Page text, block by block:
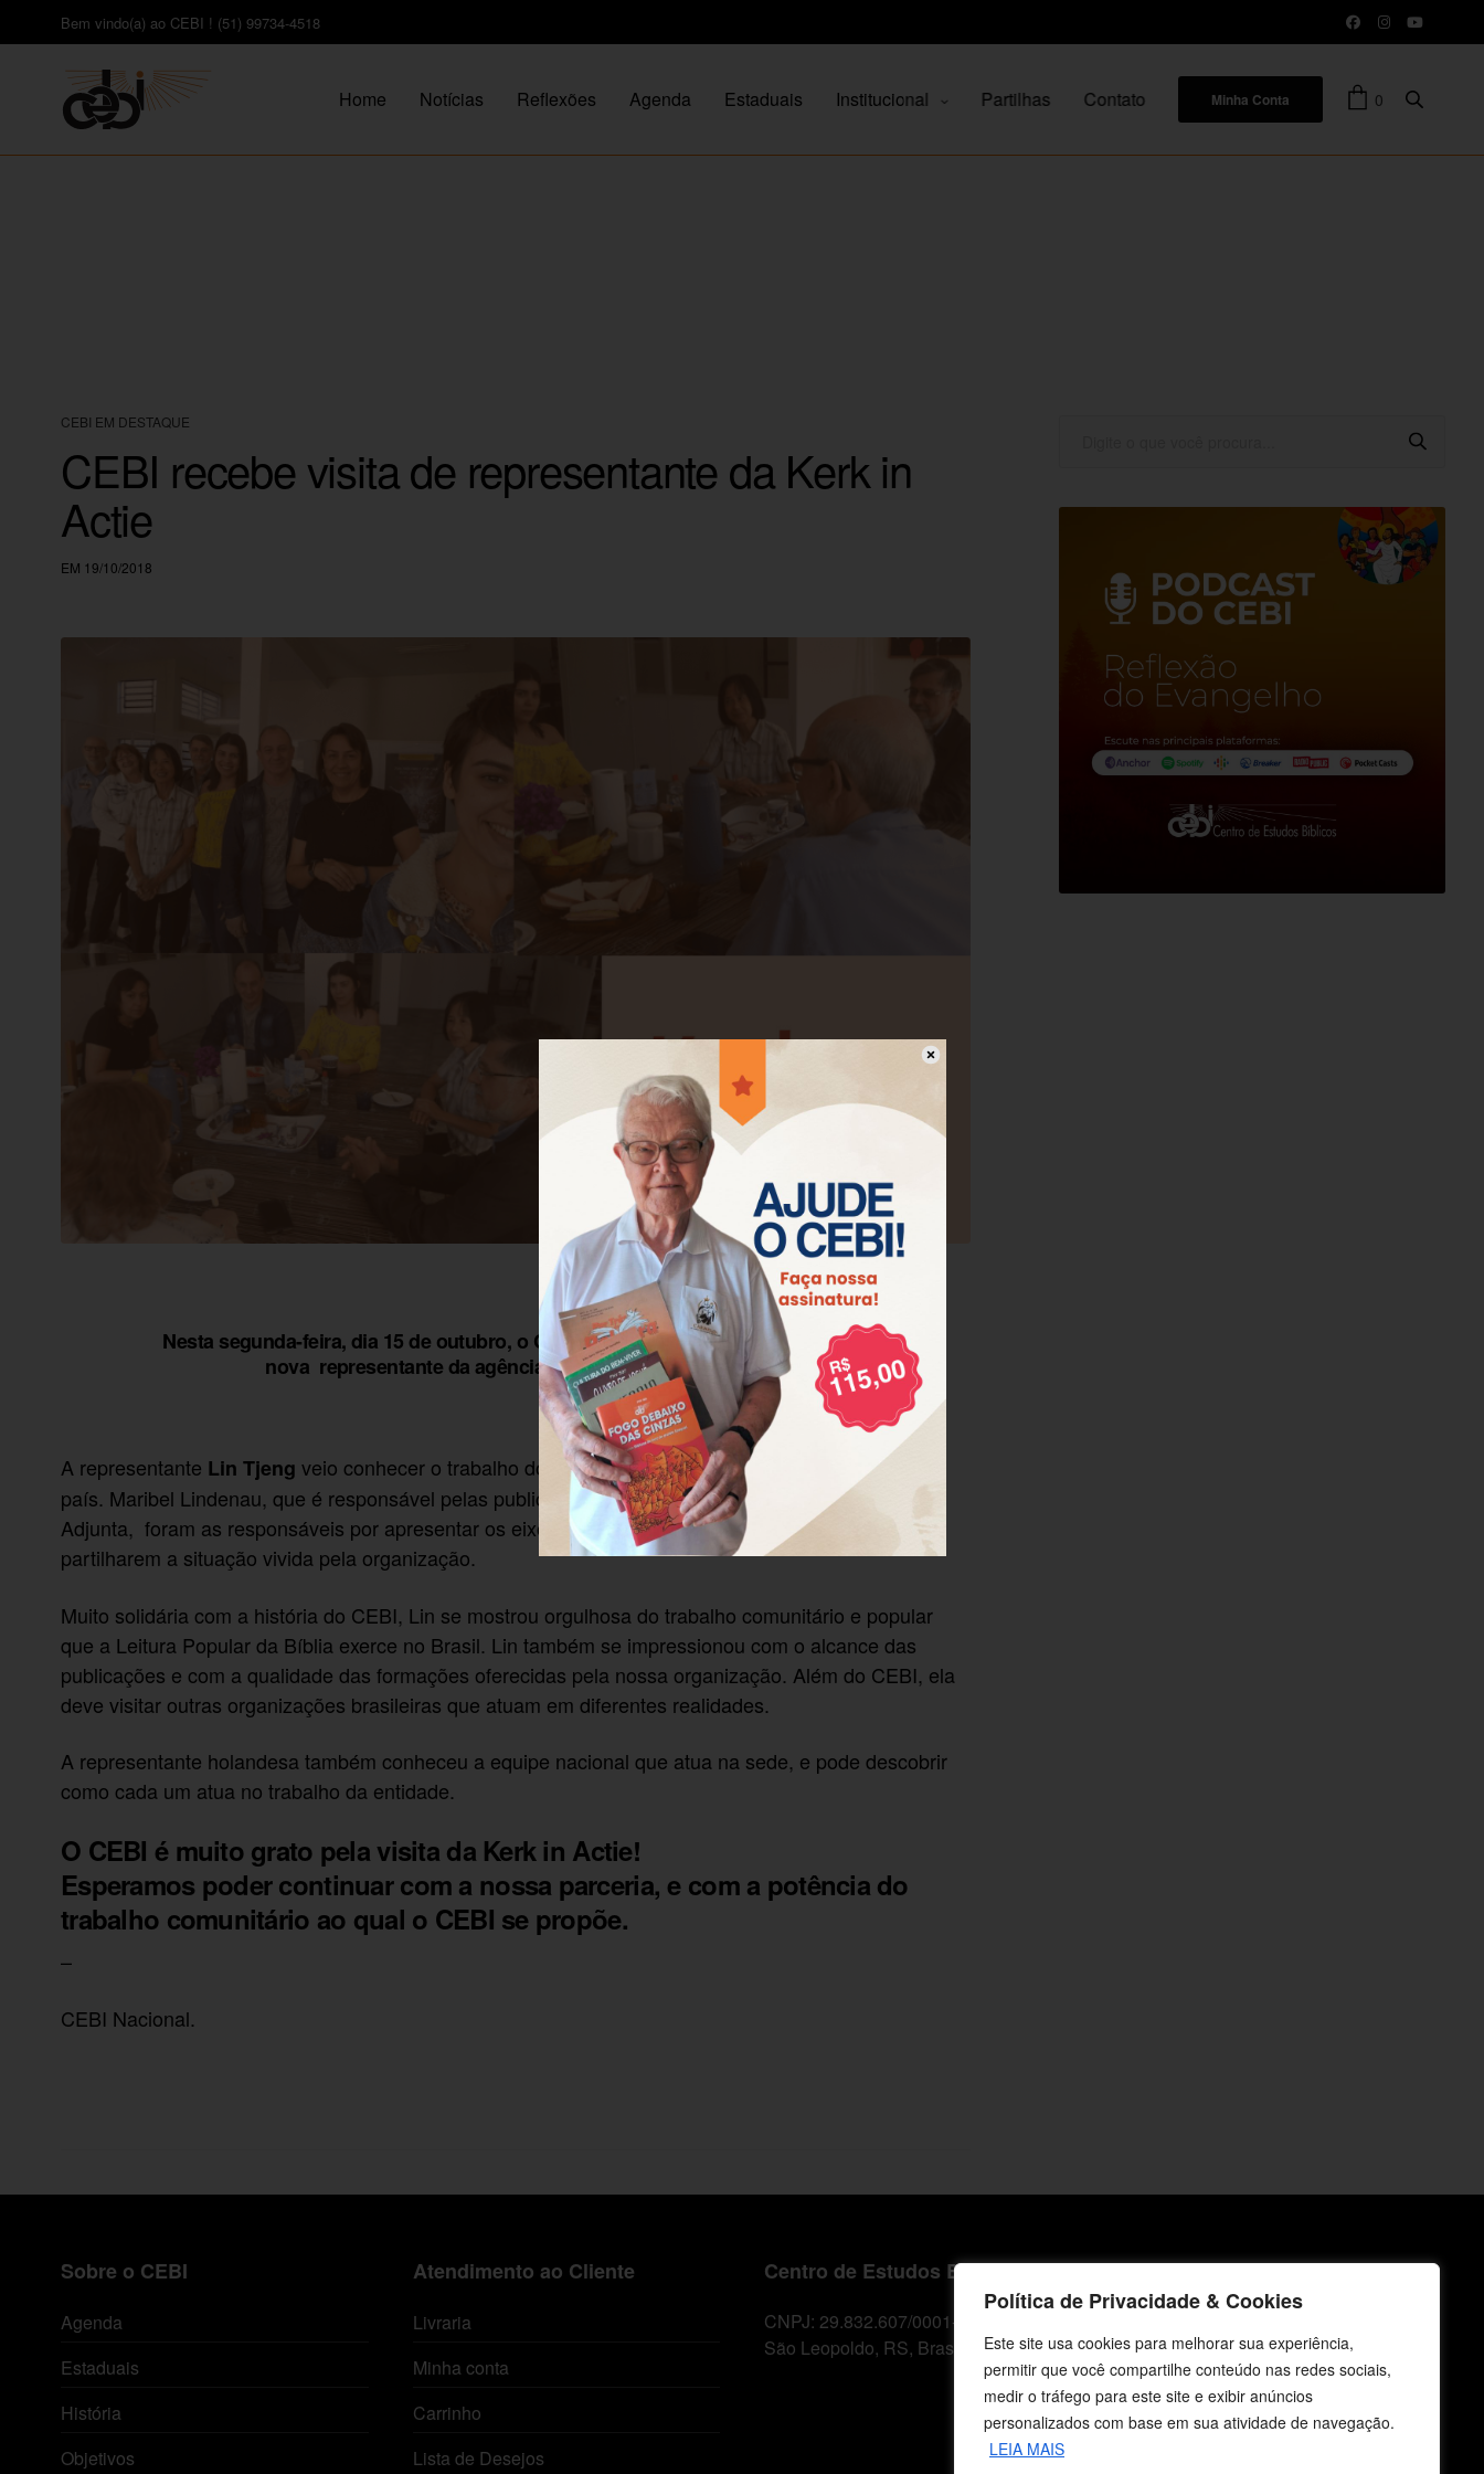
Política de Privacidade & Cookies
Este site usa cookies para melhorar sua experiência,
permitir que você compartilhe conteúdo nas redes sociais,
medir o tráfego para este site e exibir anúncios
personalizados com base em sua atividade de navegação.
LEIA MAIS
Bem vindo(a) ao CEBI ! (51) 99734-4518
Home Notícias Reflexões Agenda Estaduais Institucional Partilhas Contato Minha Conta 0
CEBI EM DESTAQUE
CEBI recebe visita de representante da Kerk in
Actie
EM 19/10/2018
Nesta segunda-feira, dia 15 de outubro, o CEBI recebeu em sua sede nacional a
nova representante da agência holandesa Kerk in Actie.
A representante Lin Tjeng veio conhecer o trabalho do CEBI no Brasil, e foi a primeira vez dela no
país. Maribel Lindenau, que é responsável pelas publicações do CEBI, e Lúcia Dal Pont, Diretora
Adjunta, foram as responsáveis por apresentar os eixos de atuação do CEBI para o triênio, além de
partilharem a situação vivida pela organização.
Muito solidária com a história do CEBI, Lin se mostrou orgulhosa do trabalho comunitário e popular
que a Leitura Popular da Bíblia exerce no Brasil. Lin também se impressionou com o alcance das
publicações e com a qualidade das formações oferecidas pela nossa organização. Além do CEBI, ela
deve visitar outras organizações brasileiras que atuam em diferentes realidades.
A representante holandesa também conheceu a equipe nacional que atua na sede, e pode descobrir
como cada um atua no trabalho da entidade.
O CEBI é muito grato pela visita da Kerk in Actie!
Esperamos poder continuar com a nossa parceria, e com a potência do
trabalho comunitário ao qual o CEBI se propõe.
–
CEBI Nacional.
Sobre o CEBI
Agenda
Estaduais
História
Objetivos
Atendimento ao Cliente
Livraria
Minha conta
Carrinho
Lista de Desejos
Centro de Estudos Bíblicos
CNPJ: 29.832.607/0001-10
São Leopoldo, RS, Brasil
Fale Conosco
vendas@cebi.org.br
comunicacao@cebi.org.br
WhatsApp / Vendas